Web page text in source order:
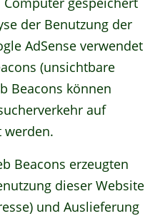
der Benutzung der
AdSense verwendet
(unsichtbare
Beacons können
auf
werden.
Beacons erzeugten
dieser Website
und Auslieferung